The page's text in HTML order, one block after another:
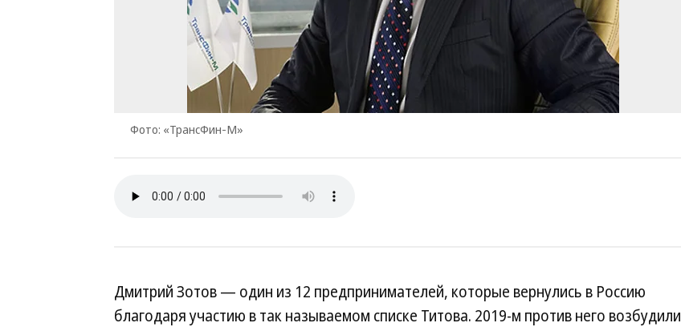
Фото: «ТрансФин-М»
Дмитрий Зотов — один из 12 предпринимателей, которые вернулись в Россию
благодаря участию в так называемом списке Титова. 2019-м против него возбудили